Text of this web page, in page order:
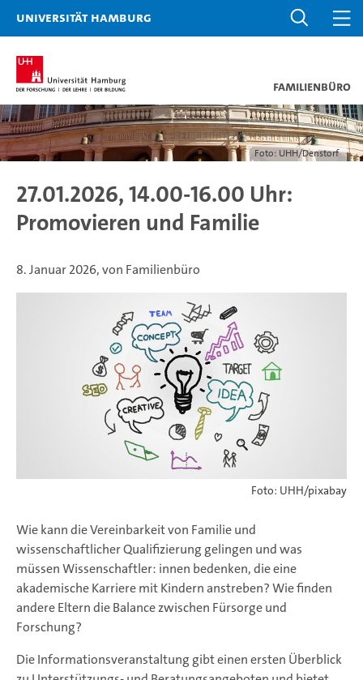
Universität Hamburg
Familienbüro
Foto: UHH/Denstorf
27.01.2026, 14.00-16.00 Uhr:
Promovieren und Familie
8. Januar 2026, von Familienbüro
Foto: UHH/pixabay
Wie kann die Vereinbarkeit von Familie und
wissenschaftlicher Qualifizierung gelingen und was
müssen Wissenschaftler: innen bedenken, die eine
akademische Karriere mit Kindern anstreben? Wie finden
andere Eltern die Balance zwischen Fürsorge und
Forschung?
Die Informationsveranstaltung gibt einen ersten Überblick